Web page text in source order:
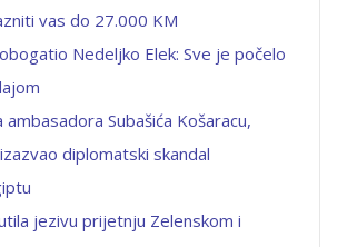
vas do 27.000 KM
Nedeljko Elek: Sve je počelo
Subašića Košaracu,
diplomatski skandal
jezivu prijetnju Zelenskom i